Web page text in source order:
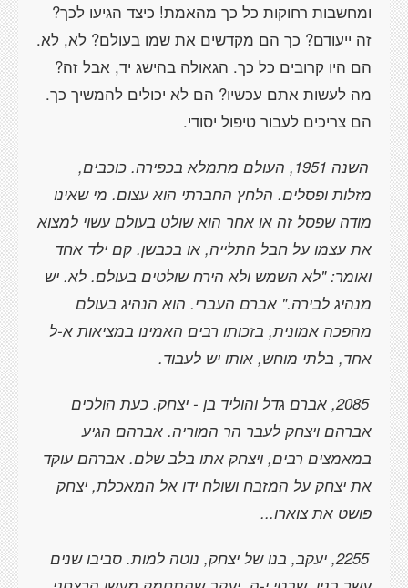
ומחשבות רחוקות כל כך מהאמת! כיצד הגיעו לכך?
זה ייעודם? כך הם מקדשים את שמו בעולם? לא, לא.
הם היו קרובים כל כך. הגאולה בהישג יד, אבל זה?
מה לעשות אתם עכשיו? הם לא יכולים להמשיך כך.
הם צריכים לעבור טיפול יסודי.
השנה 1951, העולם מתמלא בכפירה. כוכבים,
מזלות ופסלים. הלחץ החברתי הוא עצום. מי שאינו
מודה שפסל זה או אחר הוא שולט בעולם עשוי למצוא
את עצמו על חבל התלייה, או בכבשן. קם ילד אחד
ואומר: "לא השמש ולא הירח שולטים בעולם. לא. יש
מנהיג לבירה." אברם העברי. הוא הנהיג בעולם
מהפכה אמונית, בזכותו רבים האמינו במציאות א-ל
אחד, בלתי מוחש, אותו יש לעבוד.
2085, אברם גדל והוליד בן - יצחק. כעת הולכים
אברהם ויצחק לעבר הר המוריה. אברהם הגיע
במאמצים רבים, ויצחק אתו בלב שלם. אברהם עוקד
את יצחק על המזבח ושולח ידו אל המאכלת, יצחק
פושט את צוארו...
2255, יעקב, בנו של יצחק, נוטה למות. סביבו שנים